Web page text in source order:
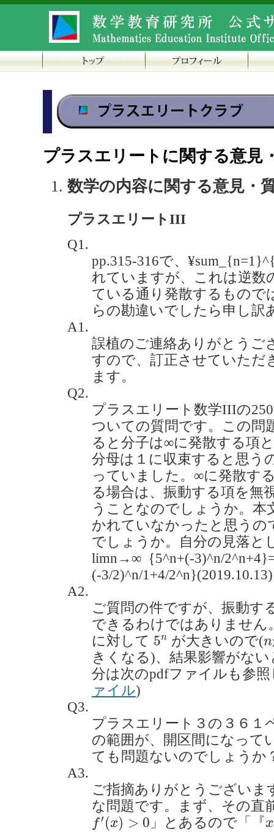
プラスエリートに関する意見
数学の内容に関する意見・
プラスエリートIII
Q1.
pp.315-316で、
れていますが、これは逆数
ている通り発散するもので
らの勘違いでしたら申し訳
A1.
誤植のご連絡ありがとうご
すので、訂正させていただ
ます。
Q2.
プラスエリート数学IIIの
ついての質問です。この問
ると分子は∞に発散する項
分母は１に収束すると思う
っていました。∞に発散す
る場合は、振動する項を無
うことなのでしょうか。
かれていなかったと思うの
でしょうか。自分の見落と
limn→∞｛5^n+(-3)^n/
(-3/2)^n/1+4/2^n}(2019.10.13)
A2.
ご質問の件ですが、振動す
できるわけではありません
に対して 5n
5n が大きいので(n
n
きくなる)、結果影響がな
分は次のpdfファイルも参
ァイル)
Q3.
プラスエリート３の３６１
の範囲が、開区間になって
ても問題ないのでしょうか
A3.
ご指摘ありがとうございま
な問題です。まず、その直
f′(x) > 0
f′(x)>0 」とあるので「『 x
x